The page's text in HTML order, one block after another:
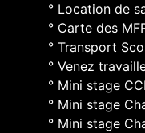
° Location de
° Carte des
° Transport
° Venez
° Mini stage
° Mini stage
° Mini stage